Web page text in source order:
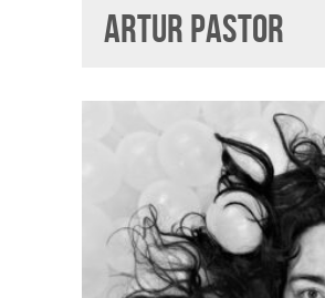
ARTUR PASTOR